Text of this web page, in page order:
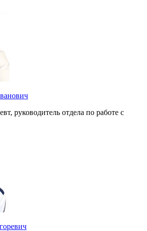
руководитель отдела по работе с